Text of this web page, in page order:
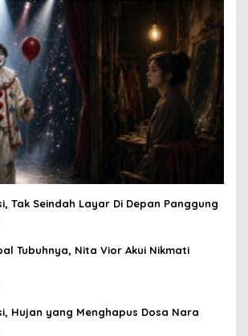
Tak Seindah Layar Di Depan Panggung
Tubuhnya, Nita Vior Akui Nikmati
Hujan yang Menghapus Dosa Nara